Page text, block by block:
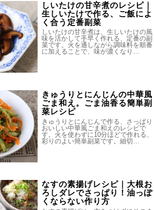
しいたけの甘辛煮のレシピ｜
生しいたけで作る、ご飯によ
く合う定番副菜
しいたけの甘辛煮は、生しいたけの風
味を活かして手早く作れる、定番の副
菜です。火を通しながら調味料を順番
に加えることで、味が濃くなり…
きゅうりとにんじんの中華風
ごま和え。ごま油香る簡単副
菜レシピ
きゅうりとにんじんで作る、さっぱり
おいしい中華風ごま和えのレシピで
す。火を使わずに10分ほどで作れる、
彩りのよい簡単副菜です。細切…
なすの素揚げレシピ｜大根お
ろしダレでさっぱり！油っぽ
くならない作り方